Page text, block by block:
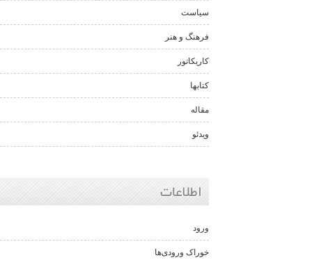
فرهنگ و هنر
کاریکاتور
اطلاعات
خوراک ورودی‌ها